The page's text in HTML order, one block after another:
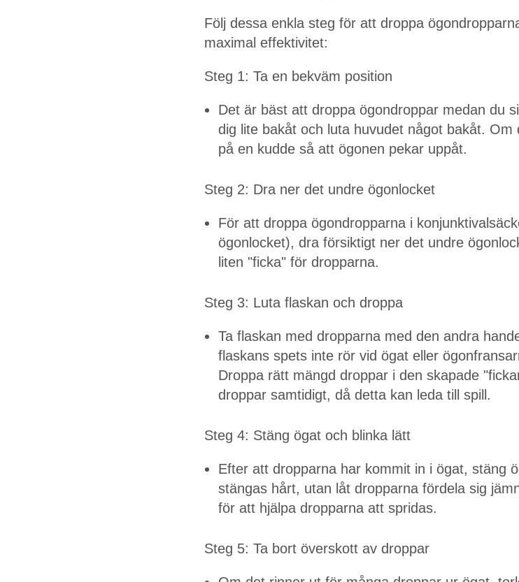
Följ dessa enkla steg för att droppa
maximal effektivitet:
Steg 1: Ta en bekväm position
Det är bäst att droppa ögondroppar medan du
dig lite bakåt och luta huvudet något bakåt.
på en kudde så att ögonen pekar uppåt.
Steg 2: Dra ner det undre ögonlocket
För att droppa ögondropparna i
ögonlocket), dra försiktigt ner det undre
liten "ficka" för dropparna.
Steg 3: Luta flaskan och droppa
Ta flaskan med dropparna med den andra
flaskans spets inte rör vid ögat eller
Droppa rätt mängd droppar i den skapade
droppar samtidigt, då detta kan leda till spill.
Steg 4: Stäng ögat och blinka lätt
Efter att dropparna har kommit in i ögat, stäng
stängas hårt, utan låt dropparna fördela sig
för att hjälpa dropparna att spridas.
Steg 5: Ta bort överskott av droppar